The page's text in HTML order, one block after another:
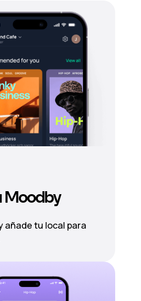
Moodby
añade tu local para